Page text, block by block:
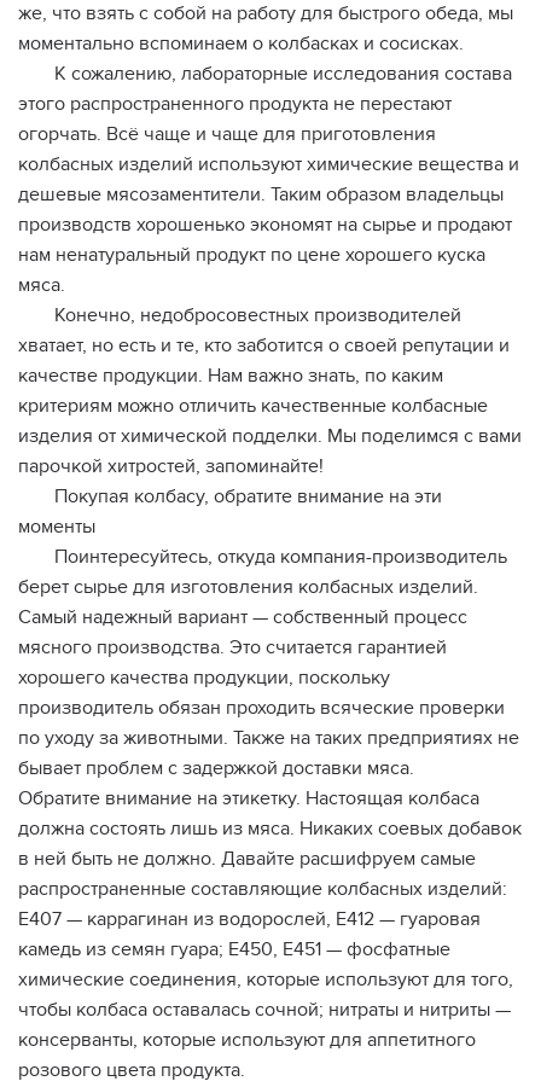
же, что взять с собой на работу для быстрого обеда, мы
моментально вспоминаем о колбасках и сосисках.
К сожалению, лабораторные исследования состава
этого распространенного продукта не перестают
огорчать. Всё чаще и чаще для приготовления
колбасных изделий используют химические вещества и
дешевые мясозаментители. Таким образом владельцы
производств хорошенько экономят на сырье и продают
нам ненатуральный продукт по цене хорошего куска
мяса.
Конечно, недобросовестных производителей
хватает, но есть и те, кто заботится о своей репутации и
качестве продукции. Нам важно знать, по каким
критериям можно отличить качественные колбасные
изделия от химической подделки. Мы поделимся с вами
парочкой хитростей, запоминайте!
Покупая колбасу, обратите внимание на эти
моменты
Поинтересуйтесь, откуда компания-производитель
берет сырье для изготовления колбасных изделий.
Самый надежный вариант — собственный процесс
мясного производства. Это считается гарантией
хорошего качества продукции, поскольку
производитель обязан проходить всяческие проверки
по уходу за животными. Также на таких предприятиях не
бывает проблем с задержкой доставки мяса.
Обратите внимание на этикетку. Настоящая колбаса
должна состоять лишь из мяса. Никаких соевых добавок
в ней быть не должно. Давайте расшифруем самые
распространенные составляющие колбасных изделий:
Е407 — каррагинан из водорослей, Е412 — гуаровая
камедь из семян гуара; Е450, Е451 — фосфатные
химические соединения, которые используют для того,
чтобы колбаса оставалась сочной; нитраты и нитриты —
консерванты, которые используют для аппетитного
розового цвета продукта.